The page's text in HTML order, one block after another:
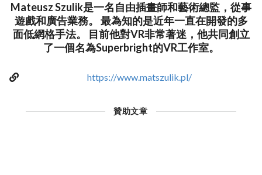
Mateusz Szulik是一名自由插畫師和藝術總監，從事
遊戲和廣告業務。 最為知的是近年一直在開發的多
面低網格手法。 目前他對VR非常著迷，他共同創立
了一個名為Superbright的VR工作室。
https://www.matszulik.pl/
贊助文章